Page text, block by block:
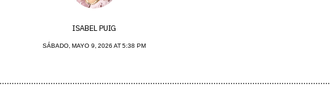
ISABEL PUIG
SÁBADO, MAYO 9, 2026 AT 5:38 PM